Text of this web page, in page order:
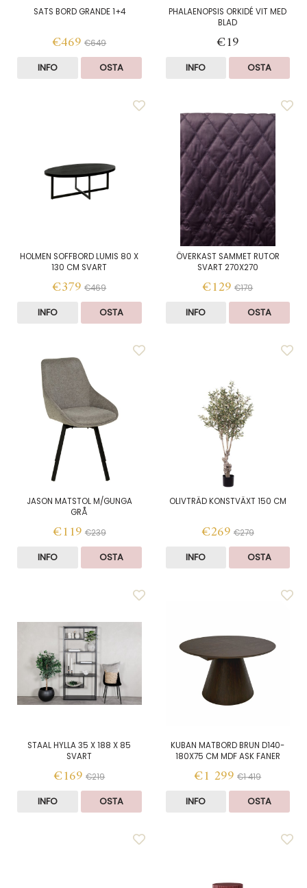
SATS BORD GRANDE 1+4
€469 €649
INFO OSTA
PHALAENOPSIS ORKIDÉ VIT MED
BLAD
€19
INFO OSTA
HOLMEN SOFFBORD LUMIS 80 X
130 CM SVART
€379 €469
INFO OSTA
ÖVERKAST SAMMET RUTOR
SVART 270X270
€129 €179
INFO OSTA
JASON MATSTOL M/GUNGA
GRÅ
€119 €239
INFO OSTA
OLIVTRÄD KONSTVÄXT 150 CM
€269 €279
INFO OSTA
STAAL HYLLA 35 X 188 X 85
SVART
€169 €219
INFO OSTA
KUBAN MATBORD BRUN D140-
180X75 CM MDF ASK FANER
€1 299 €1 419
INFO OSTA